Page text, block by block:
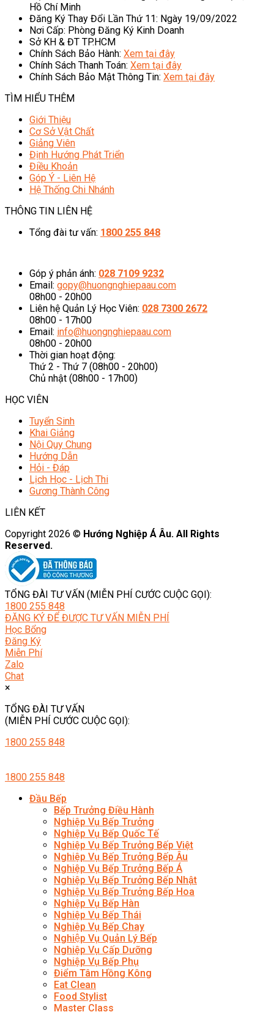
Hồ Chí Minh
Đăng Ký Thay Đổi Lần Thứ 11: Ngày 19/09/2022
Nơi Cấp: Phòng Đăng Ký Kinh Doanh
Sở KH & ĐT TP.HCM
Chính Sách Bảo Hành: Xem tại đây
Chính Sách Thanh Toán: Xem tại đây
Chính Sách Bảo Mật Thông Tin: Xem tại đây
TÌM HIỂU THÊM
Giới Thiệu
Cơ Sở Vật Chất
Giảng Viên
Định Hướng Phát Triển
Điều Khoản
Góp Ý - Liên Hệ
Hệ Thống Chi Nhánh
THÔNG TIN LIÊN HỆ
Tổng đài tư vấn: 1800 255 848
Góp ý phản ánh: 028 7109 9232
Email: gopy@huongnghiepaau.com
08h00 - 20h00
Liên hệ Quản Lý Học Viên: 028 7300 2672
08h00 - 17h00
Email: info@huongnghiepaau.com
08h00 - 20h00
Thời gian hoạt động:
Thứ 2 - Thứ 7 (08h00 - 20h00)
Chủ nhật (08h00 - 17h00)
HỌC VIÊN
Tuyển Sinh
Khai Giảng
Nội Quy Chung
Hướng Dẫn
Hỏi - Đáp
Lịch Học - Lịch Thi
Gương Thành Công
LIÊN KẾT
Copyright 2026 © Hướng Nghiệp Á Âu. All Rights
Reserved.
TỔNG ĐÀI TƯ VẤN (MIỄN PHÍ CƯỚC CUỘC GỌI):
1800 255 848
ĐĂNG KÝ ĐỂ ĐƯỢC TƯ VẤN MIỄN PHÍ
Học Bổng
Đăng Ký
Miễn Phí
Zalo
Chat
×
TỔNG ĐÀI TƯ VẤN
(MIỄN PHÍ CƯỚC CUỘC GỌI):
1800 255 848
1800 255 848
Đầu Bếp
Bếp Trưởng Điều Hành
Nghiệp Vụ Bếp Trưởng
Nghiệp Vụ Bếp Quốc Tế
Nghiệp Vụ Bếp Trưởng Bếp Việt
Nghiệp Vụ Bếp Trưởng Bếp Âu
Nghiệp Vụ Bếp Trưởng Bếp Á
Nghiệp Vụ Bếp Trưởng Bếp Nhật
Nghiệp Vụ Bếp Trưởng Bếp Hoa
Nghiệp Vụ Bếp Hàn
Nghiệp Vụ Bếp Thái
Nghiệp Vụ Bếp Chay
Nghiệp Vụ Quản Lý Bếp
Nghiệp Vụ Cấp Dưỡng
Nghiệp Vụ Bếp Phụ
Điểm Tâm Hồng Kông
Eat Clean
Food Stylist
Master Class